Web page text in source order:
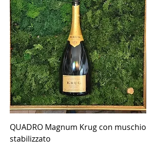
QUADRO Magnum Krug con muschio
stabilizzato